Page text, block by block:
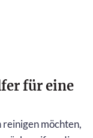
für eine
reinigen möchten,